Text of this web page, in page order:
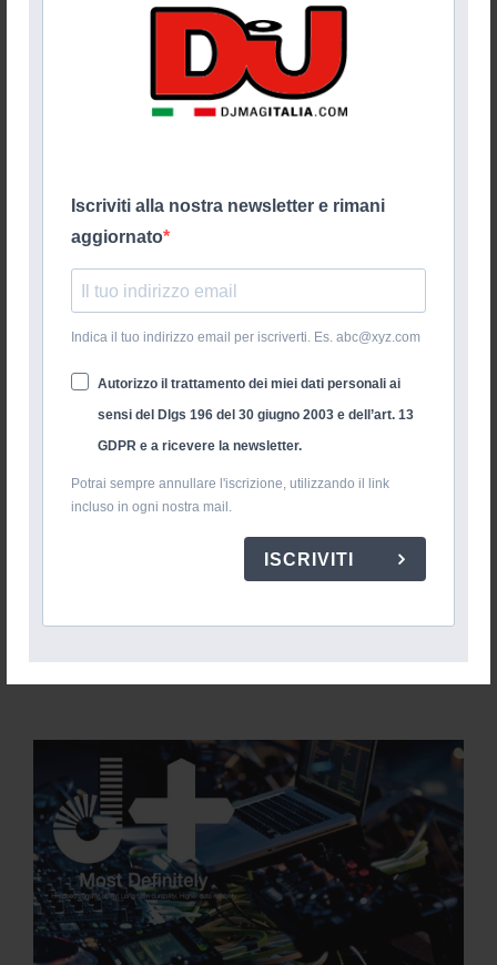
Iscriviti alla nostra newsletter e rimani
aggiornato
Indica il tuo indirizzo email per iscriverti. Es. abc@xyz.com
Autorizzo il trattamento dei miei dati personali ai
sensi del Dlgs 196 del 30 giugno 2003 e dell’art. 13
GDPR e a ricevere la newsletter.
Potrai sempre annullare l'iscrizione, utilizzando il link
incluso in ogni nostra mail.
ISCRIVITI